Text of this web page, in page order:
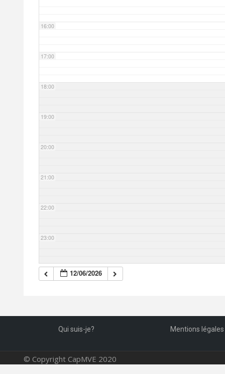
16:00
17:00
18:00
19:00
20:00
21:00
22:00
23:00
12/06/2026
Qui suis-je? Mentions légales
© Copyright CapMVE 2020